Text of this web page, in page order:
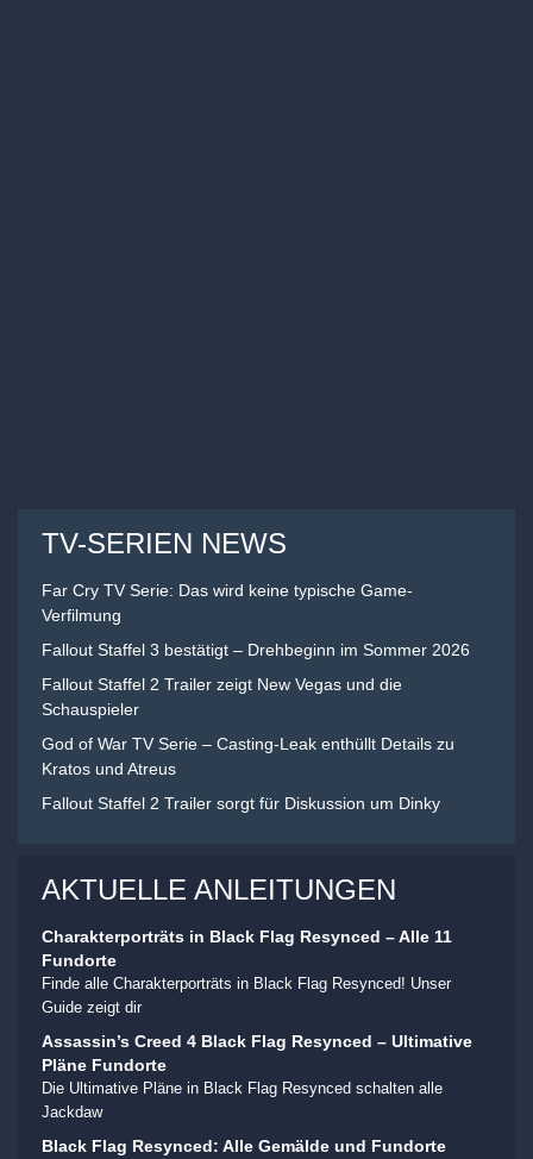
TV-SERIEN NEWS
Far Cry TV Serie: Das wird keine typische Game-
Verfilmung
Fallout Staffel 3 bestätigt – Drehbeginn im Sommer 2026
Fallout Staffel 2 Trailer zeigt New Vegas und die
Schauspieler
God of War TV Serie – Casting-Leak enthüllt Details zu
Kratos und Atreus
Fallout Staffel 2 Trailer sorgt für Diskussion um Dinky
AKTUELLE ANLEITUNGEN
Charakterporträts in Black Flag Resynced – Alle 11
Fundorte
Finde alle Charakterporträts in Black Flag Resynced! Unser
Guide zeigt dir
Assassin’s Creed 4 Black Flag Resynced – Ultimative
Pläne Fundorte
Die Ultimative Pläne in Black Flag Resynced schalten alle
Jackdaw
Black Flag Resynced: Alle Gemälde und Fundorte